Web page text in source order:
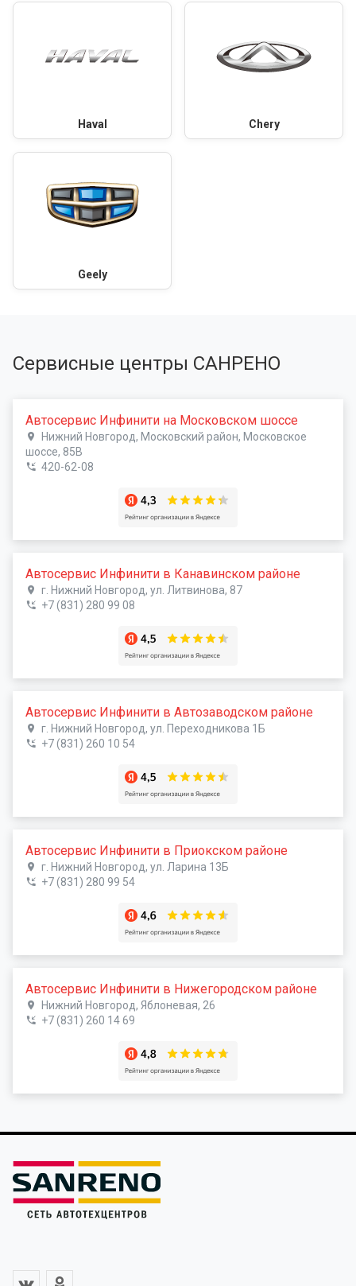
Haval Chery
Geely
Сервисные центры САНРЕНО
Автосервис Инфинити на Московском шоссе
Нижний Новгород, Московский район, Московское
шоссе, 85В
420-62-08
Автосервис Инфинити в Канавинском районе
г. Нижний Новгород, ул. Литвинова, 87
+7 (831) 280 99 08
Автосервис Инфинити в Автозаводском районе
г. Нижний Новгород, ул. Переходникова 1Б
+7 (831) 260 10 54
Автосервис Инфинити в Приокском районе
г. Нижний Новгород, ул. Ларина 13Б
+7 (831) 280 99 54
Автосервис Инфинити в Нижегородском районе
Нижний Новгород, Яблоневая, 26
+7 (831) 260 14 69